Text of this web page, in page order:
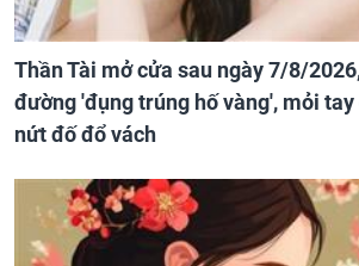
Thần Tài mở cửa sau ngày 7/8/
đường 'đụng trúng hố vàng', mỏi
nứt đố đổ vách